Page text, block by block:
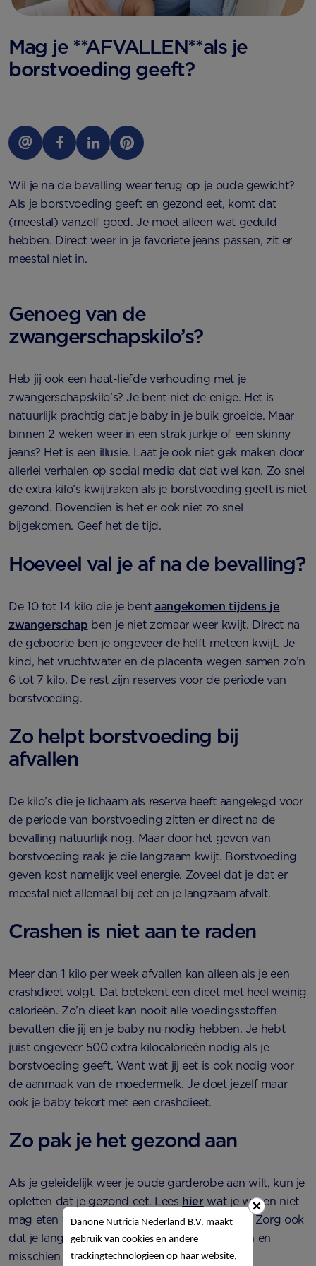
Mag je **AFVALLEN**als je
borstvoeding geeft?
Wil je na de bevalling weer terug op je oude gewicht?
Als je borstvoeding geeft en gezond eet, komt dat
(meestal) vanzelf goed. Je moet alleen wat geduld
hebben. Direct weer in je favoriete jeans passen, zit er
meestal niet in.
Genoeg van de
zwangerschapskilo’s?
Heb jij ook een haat-liefde verhouding met je
zwangerschapskilo’s? Je bent niet de enige. Het is
natuurlijk prachtig dat je baby in je buik groeide. Maar
binnen 2 weken weer in een strak jurkje of een skinny
jeans? Het is een illusie. Laat je ook niet gek maken door
allerlei verhalen op social media dat dat wel kan. Zo snel
de extra kilo’s kwijtraken als je borstvoeding geeft is niet
gezond. Bovendien is het er ook niet zo snel
bijgekomen. Geef het de tijd.
Hoeveel val je af na de bevalling?
De 10 tot 14 kilo die je bentaangekomen tijdens je
zwangerschap ben je niet zomaar weer kwijt. Direct na
de geboorte ben je ongeveer de helft meteen kwijt. Je
kind, het vruchtwater en de placenta wegen samen zo’n
6 tot 7 kilo. De rest zijn reserves voor de periode van
borstvoeding.
Zo helpt borstvoeding bij
afvallen
De kilo’s die je lichaam als reserve heeft aangelegd voor
de periode van borstvoeding zitten er direct na de
bevalling natuurlijk nog. Maar door het geven van
borstvoeding raak je die langzaam kwijt. Borstvoeding
geven kost namelijk veel energie. Zoveel dat je dat er
meestal niet allemaal bij eet en je langzaam afvalt.
Crashen is niet aan te raden
Meer dan 1 kilo per week afvallen kan alleen als je een
crashdieet volgt. Dat betekent een dieet met heel weinig
calorieën. Zo’n dieet kan nooit alle voedingsstoffen
bevatten die jij en je baby nu nodig hebben. Je hebt
juist ongeveer 500 extra kilocalorieën nodig als je
borstvoeding geeft. Want wat jij eet is ook nodig voor
de aanmaak van de moedermelk. Je doet jezelf maar
ook je baby tekort met een crashdieet.
Zo pak je het gezond aan
Als je geleidelijk weer je oude garderobe aan wilt, kun je
opletten dat je gezond eet. Lees hier wat je wel en niet
mag eten tijdens het geven van borstvoeding. Zorg ook
dat je langzaam weer wat meer gaat bewegen en
misschien zelfs wel weer een keertje naar de
Danone Nutricia Nederland B.V. maakt
gebruik van cookies en andere
trackingtechnologieën op haar website,